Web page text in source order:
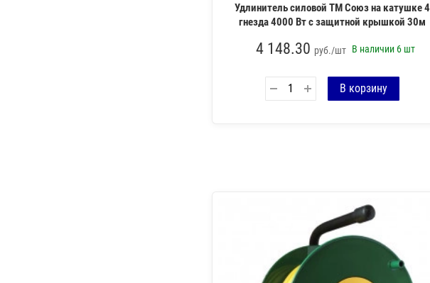
Удлинитель силовой ТМ Союз на катушке 4
гнезда 4000 Вт с защитной крышкой 30м
4 148.30 руб./шт В наличии 6 шт